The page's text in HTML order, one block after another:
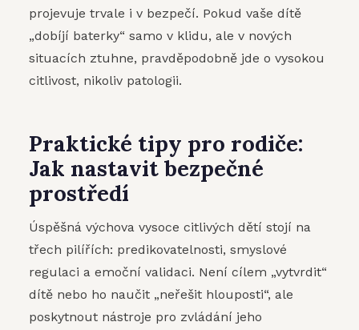
projevuje trvale i v bezpečí. Pokud vaše dítě
„dobíjí baterky“ samo v klidu, ale v nových
situacích ztuhne, pravděpodobně jde o vysokou
citlivost, nikoliv patologii.
Praktické tipy pro rodiče:
Jak nastavit bezpečné
prostředí
Úspěšná výchova vysoce citlivých dětí stojí na
třech pilířích: predikovatelnosti, smyslové
regulaci a emoční validaci. Není cílem „vytvrdit“
dítě nebo ho naučit „neřešit hlouposti“, ale
poskytnout nástroje pro zvládání jeho